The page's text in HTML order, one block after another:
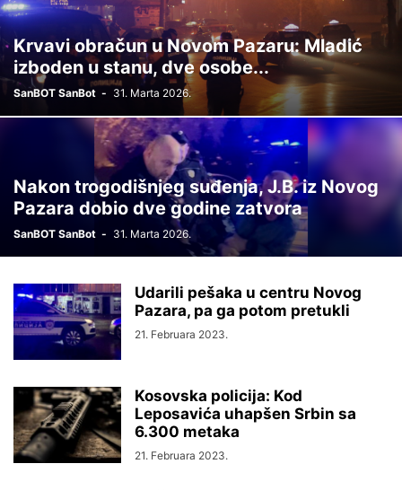
Krvavi obračun u Novom Pazaru: Mladić
izboden u stanu, dve osobe...
SanBOT SanBot - 31. Marta 2026.
Nakon trogodišnjeg suđenja, J.B. iz Novog
Pazara dobio dve godine zatvora
SanBOT SanBot - 31. Marta 2026.
Udarili pešaka u centru Novog
Pazara, pa ga potom pretukli
21. Februara 2023.
Kosovska policija: Kod
Leposavića uhapšen Srbin sa
6.300 metaka
21. Februara 2023.